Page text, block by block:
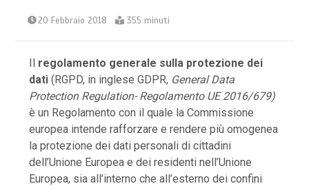
20 Febbraio 2018 355 minuti
Il regolamento generale sulla protezione dei
dati (RGPD, in inglese GDPR, General Data
Protection Regulation- Regolamento UE 2016/679)
è un Regolamento con il quale la Commissione
europea intende rafforzare e rendere più omogenea
la protezione dei dati personali di cittadini
dell’Unione Europea e dei residenti nell’Unione
Europea, sia all’interno che all’esterno dei confini